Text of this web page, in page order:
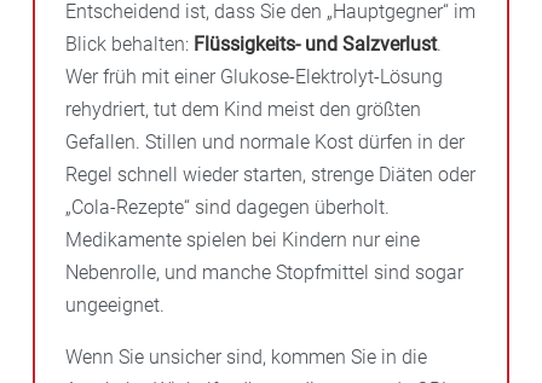
Entscheidend ist, dass Sie den „Hauptgegner“ im
Blick behalten: Flüssigkeits- und Salzverlust.
Wer früh mit einer Glukose-Elektrolyt-Lösung
rehydriert, tut dem Kind meist den größten
Gefallen. Stillen und normale Kost dürfen in der
Regel schnell wieder starten, strenge Diäten oder
„Cola-Rezepte“ sind dagegen überholt.
Medikamente spielen bei Kindern nur eine
Nebenrolle, und manche Stopfmittel sind sogar
ungeeignet.
Wenn Sie unsicher sind, kommen Sie in die